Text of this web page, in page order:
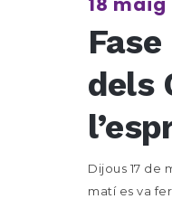
dels
Dijous 17 de
matí es va